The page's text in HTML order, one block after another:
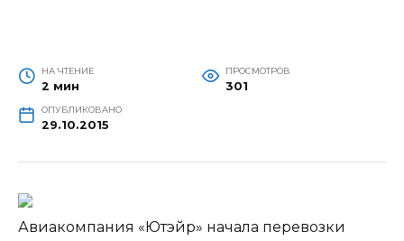
НА ЧТЕНИЕ
2 мин
ПРОСМОТРОВ
301
ОПУБЛИКОВАНО
29.10.2015
Авиакомпания «Ютэйр» начала перевозки